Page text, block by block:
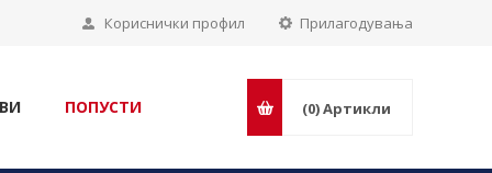
Прилагодувања
Кориснички профил
ПОПУСТИ (0)Артикли